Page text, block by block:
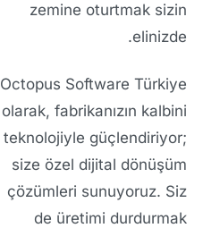
zemine oturtmak sizin
elinizde.
Octopus Software Türkiye
olarak, fabrikanızın kalbini
teknolojiyle güçlendiriyor;
size özel dijital dönüşüm
çözümleri sunuyoruz. Siz
de üretimi durdurmak